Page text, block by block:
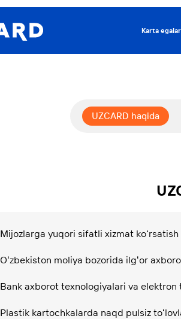
Karta
UZCARD haqida
Mijozlarga yuqori sifatli xizmat koʻrsatish
Oʻzbekiston moliya bozorida ilgʻor
Bank axborot texnologiyalari va
Plastik kartochkalarda naqd pulsiz